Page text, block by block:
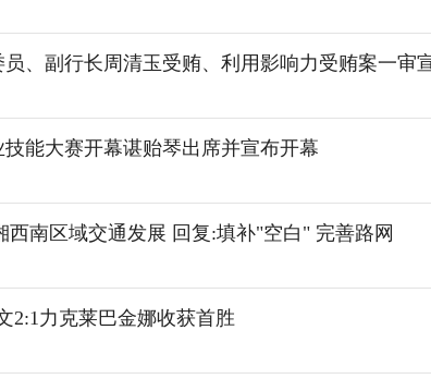
、副行长周清玉受贿、利用影响力受贿案一审
能大赛开幕谌贻琴出席并宣布开幕
西南区域交通发展 回复:填补"空白" 完善路网
2:1力克莱巴金娜收获首胜